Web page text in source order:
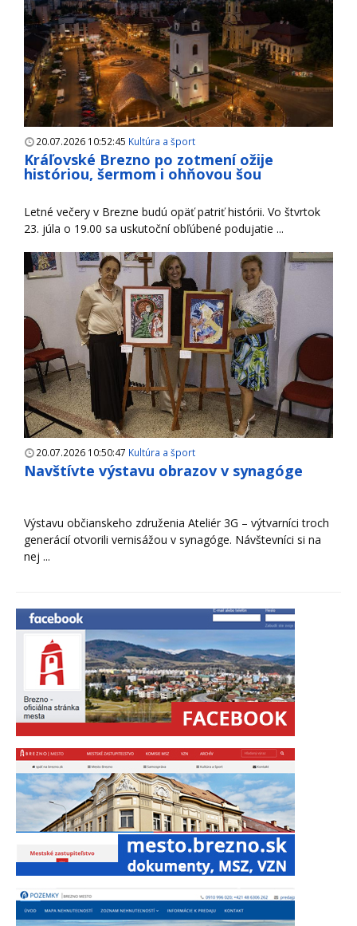
20.07.2026 10:52:45 Kultúra a šport
Kráľovské Brezno po zotmení ožije
históriou, šermom i ohňovou šou
Letné večery v Brezne budú opäť patriť histórii. Vo štvrtok
23. júla o 19.00 sa uskutoční obľúbené podujatie ...
20.07.2026 10:50:47 Kultúra a šport
Navštívte výstavu obrazov v synagóge
Výstavu občianskeho združenia Ateliér 3G – výtvarníci troch
generácií otvorili vernisážou v synagóge. Návštevníci si na
nej ...